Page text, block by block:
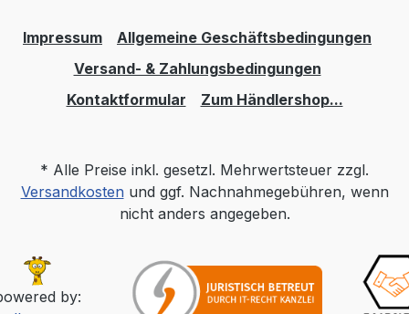
Impressum
Allgemeine Geschäftsbedingungen
Versand- & Zahlungsbedingungen
Kontaktformular
Zum Händlershop...
* Alle Preise inkl. gesetzl. Mehrwertsteuer zzgl.
Versandkostenund ggf. Nachnahmegebühren, wenn
nicht anders angegeben.
by: